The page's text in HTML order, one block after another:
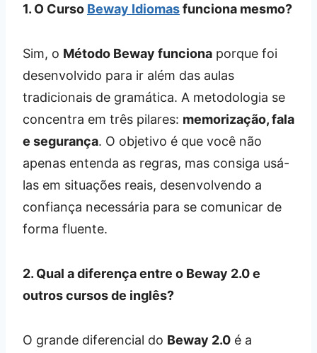
1. O Curso Beway Idiomasfunciona mesmo?
Sim, o Método Beway funciona porque foi
desenvolvido para ir além das aulas
tradicionais de gramática. A metodologia se
concentra em três pilares: memorização, fala
e segurança. O objetivo é que você não
apenas entenda as regras, mas consiga usá-
las em situações reais, desenvolvendo a
confiança necessária para se comunicar de
forma fluente.
2. Qual a diferença entre o Beway 2.0 e
outros cursos de inglês?
O grande diferencial do Beway 2.0 é a